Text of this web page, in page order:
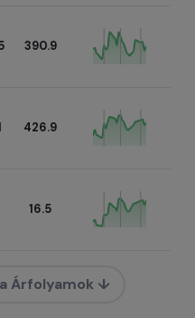
390.9
426.9
16.5
Árfolyamok ↓